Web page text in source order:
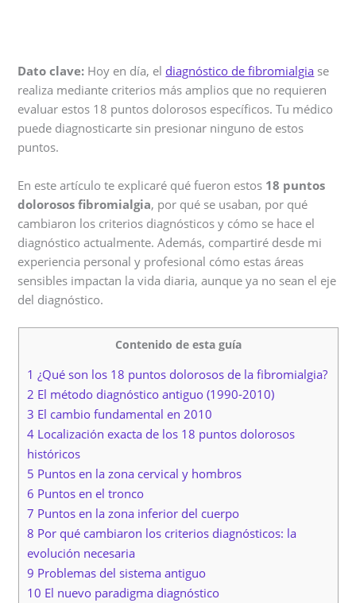
Dato clave: Hoy en día, el diagnóstico de fibromialgia se
realiza mediante criterios más amplios que no requieren
evaluar estos 18 puntos dolorosos específicos. Tu médico
puede diagnosticarte sin presionar ninguno de estos
puntos.
En este artículo te explicaré qué fueron estos 18 puntos
dolorosos fibromialgia, por qué se usaban, por qué
cambiaron los criterios diagnósticos y cómo se hace el
diagnóstico actualmente. Además, compartiré desde mi
experiencia personal y profesional cómo estas áreas
sensibles impactan la vida diaria, aunque ya no sean el eje
del diagnóstico.
Contenido de esta guía
1 ¿Qué son los 18 puntos dolorosos de la fibromialgia?
2 El método diagnóstico antiguo (1990-2010)
3 El cambio fundamental en 2010
4 Localización exacta de los 18 puntos dolorosos
históricos
5 Puntos en la zona cervical y hombros
6 Puntos en el tronco
7 Puntos en la zona inferior del cuerpo
8 Por qué cambiaron los criterios diagnósticos: la
evolución necesaria
9 Problemas del sistema antiguo
10 El nuevo paradigma diagnóstico